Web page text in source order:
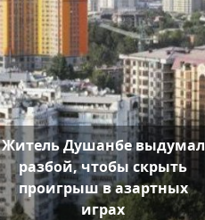
Житель Душанбе выдумал
разбой, чтобы скрыть
проигрыш в азартных
играх